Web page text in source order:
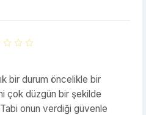
bir durum öncelikle bir
çok düzgün bir şekilde
onun verdiği güvenle